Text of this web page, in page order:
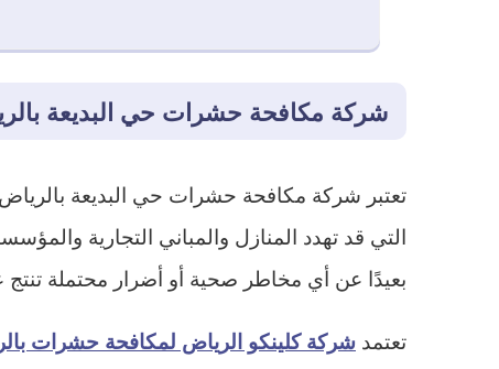
شركة مكافحة حشرات حي البديعة
تعتبر شركة مكافحة حشرات حي البديعة
التي قد تهدد المنازل والمباني التجارية
بعيدًا عن أي مخاطر صحية أو أضرار محتملة
تعتمد شركة كلينكو الرياض لمكافحة حشرات